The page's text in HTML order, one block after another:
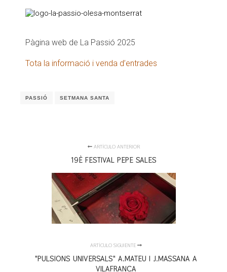
Pàgina web de La Passió 2025
Tota la informació i venda d’entrades
PASSIÓ SETMANA SANTA
ARTÍCULO ANTERIOR
19È FESTIVAL PEPE SALES
ARTÍCULO SIGUIENTE
"PULSIONS UNIVERSALS" A.MATEU I J.MASSANA A
VILAFRANCA